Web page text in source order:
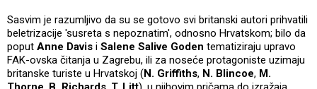
Sasvim je razumljivo da su se gotovo svi britanski autori prihvatili
beletrizacije 'susreta s nepoznatim', odnosno Hrvatskom; bilo da
poput Anne Davis i Salene Salive Goden tematiziraju upravo
FAK-ovska čitanja u Zagrebu, ili za noseće protagoniste uzimaju
britanske turiste u Hrvatskoj (N. Griffiths, N. Blincoe, M.